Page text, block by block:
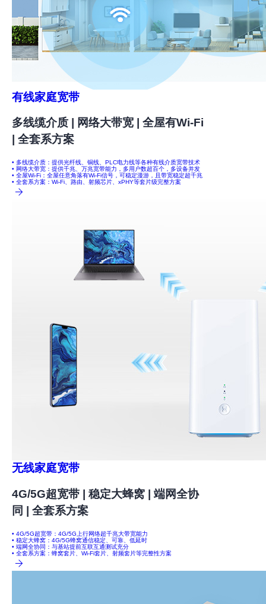
有线家庭宽带
多线缆介质 | 网络大带宽 | 全屋有Wi-Fi
| 全套系方案
• 多线缆介质：提供光纤线、铜线、PLC电力线等各种有线介质宽带技术
• 网络大带宽：提供千兆、万兆宽带能力，多用户数超百个，多设备并发
• 全屋Wi-Fi：全屋任意角落有Wi-Fi信号，可稳定漫游，且带宽稳定超千兆
• 全套系方案：Wi-Fi、路由、射频芯片、xPHY等套片级完整方案
无线家庭宽带
4G/5G超宽带 | 稳定大蜂窝 | 端网全协
同 | 全套系方案
• 4G/5G超宽带：4G/5G上行网络超千兆大带宽能力
• 稳定大蜂窝：4G/5G蜂窝通信稳定、可靠、低延时
• 端网全协同：与基站提前互联互通测试充分
• 全套系方案：蜂窝套片、Wi-Fi套片、射频套片等完整性方案